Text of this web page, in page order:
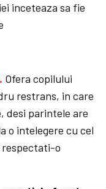
inceteaza sa fie
Ofera copilului
restrans, in care
desi parintele are
o intelegere cu cel
respectati-o